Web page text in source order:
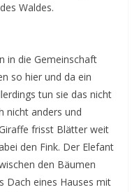
Waldes.
in die Gemeinschaft
so hier und da ein
tun sie das nicht
nicht anders und
frisst Blätter weit
den Fink. Der Elefant
den Bäumen
Dach eines Hauses mit